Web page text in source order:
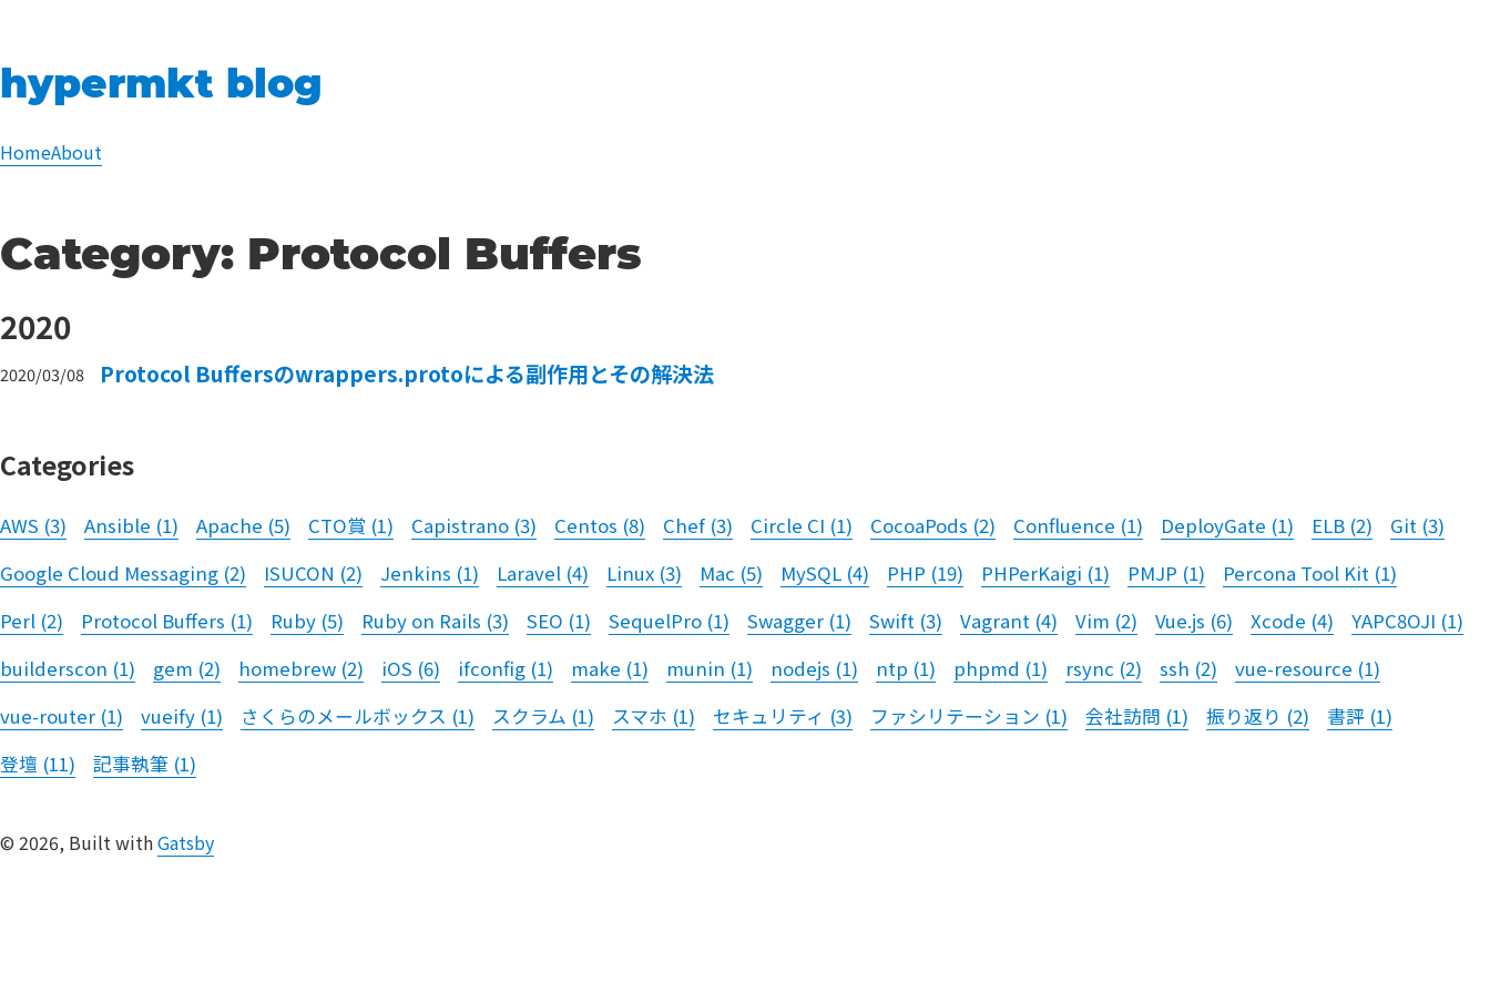
hypermkt blog
HomeAbout
Category: Protocol Buffers
2020
2020/03/08 Protocol Buffersのwrappers.protoによる副作用とその解決法
Categories
AWS (3) Ansible (1) Apache (5) CTO賞 (1) Capistrano (3) Centos (8) Chef (3) Circle CI (1) CocoaPods (2) Confluence (1) DeployGate (1) ELB (2) Git (3)
Google Cloud Messaging (2) ISUCON (2) Jenkins (1) Laravel (4) Linux (3) Mac (5) MySQL (4) PHP (19) PHPerKaigi (1) PMJP (1) Percona Tool Kit (1)
Perl (2) Protocol Buffers (1) Ruby (5) Ruby on Rails (3) SEO (1) SequelPro (1) Swagger (1) Swift (3) Vagrant (4) Vim (2) Vue.js (6) Xcode (4) YAPC8OJI (1)
builderscon (1) gem (2) homebrew (2) iOS (6) ifconfig (1) make (1) munin (1) nodejs (1) ntp (1) phpmd (1) rsync (2) ssh (2) vue-resource (1)
vue-router (1) vueify (1) さくらのメールボックス (1) スクラム (1) スマホ (1) セキュリティ (3) ファシリテーション (1) 会社訪問 (1) 振り返り (2) 書評 (1)
登壇 (11) 記事執筆 (1)
© 2026, Built withGatsby